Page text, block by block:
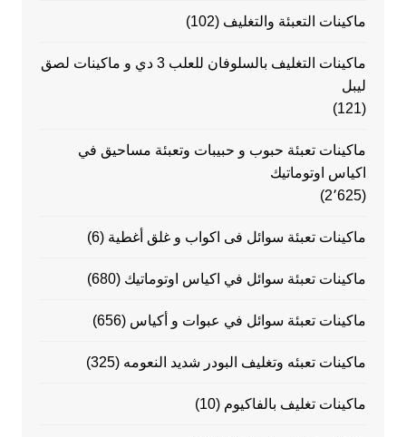
ماكينات التعبئة والتغليف (102)
ماكينات التغليف بالسلوفان للعلب 3 دي و ماكينات لصق
ليبل
(121)
ماكينات تعبئة حبوب و حبيبات وتعبئة مساحيق في
اكياس اوتوماتيك
(2٬625)
ماكينات تعبئة سوائل فى اكواب و غلق أغطية (6)
ماكينات تعبئة سوائل في اكياس اوتوماتيك (680)
ماكينات تعبئة سوائل في عبوات و أكياس (656)
ماكينات تعبئه وتغليف البودر شديد النعومه (325)
ماكينات تغليف بالفاكيوم (10)